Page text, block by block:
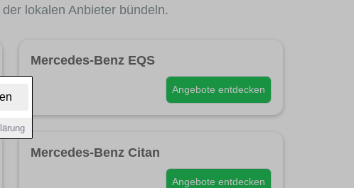
lokalen Anbieter bündeln.
Mercedes-Benz EQS
Angebote entdecken
Mercedes-Benz Citan
Angebote entdecken